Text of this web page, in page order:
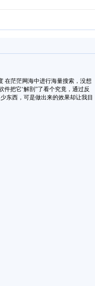
在茫茫网海中进行海量搜索，没想
把它‘解剖”了看个究竟，通过反
东西，可是做出来的效果却让我目